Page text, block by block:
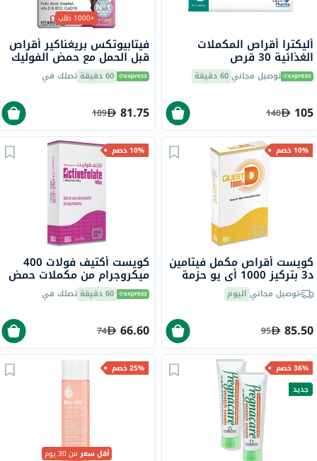
أليكترا أقراص المكملات
الغذائية 30 قرص
توصيل مجاني60 دقيقة
105
140
+1000 طلب
فيتابيوتكس بريغناكير أقراص
قبل الحمل مع حمض الفوليك
لتحسين الخصوبة والتكاثر
حزمة من 30
60 دقيقة تصلك في
81.75
109
10% خصم
كويست أقراص مكمل فيتامين
د3 بتركيز 1000 أي يو حزمة
من 60 قرصتوصيل مجاني اليوم
85.50
95
10% خصم
كويست أكتيف فولات 400
ميكروجرام من مكملات حمض
الفوليك كويست، حزمة من 60
قرص 60 دقيقة تصلك في
66.60
74
36% خصم
جديد
25% خصم
أقل سعرمن 30 يوم